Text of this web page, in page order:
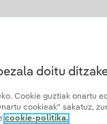
doitu
Cookie guztiak onartu
cookieak" sakatuz,
cookie-politika.